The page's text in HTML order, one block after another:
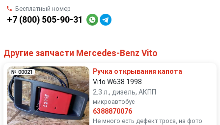
Бесплатный номер
+7 (800) 505-90-31
Другие запчасти Mercedes-Benz Vito
№ 00021
Ручка открывания капота
Vito W638 1998
2.3 л., дизель, АКПП
микроавтобус
6388870076
Не много есть дефект троса, на фото